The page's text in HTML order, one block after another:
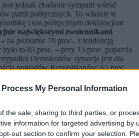
Process My Personal Information
the sale, sharing to third parties, or
information for targeted advertising by
out section to confirm your selection.
jednak zbadanie sympatii wśród
partii politycznych. To właśnie te
i ton politycznym deklaracjom
największymi zwolennikami
– na poziomie 70 proc., z tendencją
to 85 proc. – przy 13 proc. poparcia
Demokratów sytuacja jest dla
poglądów Republikanów: 65 proc.